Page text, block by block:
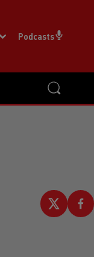
Podcasts